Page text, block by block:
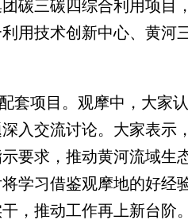
碳三碳四综合利用项目
用技术创新中心、黄河
项目。观摩中，大家认
入交流讨论。大家表示
要求，推动黄河流域生
学习借鉴观摩地的好经
，推动工作再上新台阶。